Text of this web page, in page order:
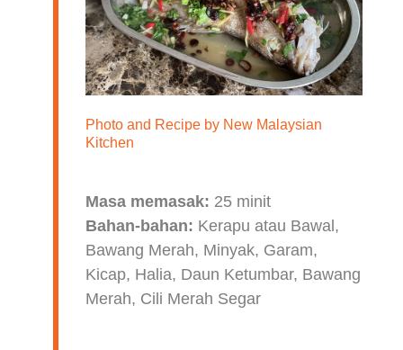
Photo and Recipe by New Malaysian
Kitchen
Masa memasak: 25 minit
Bahan-bahan: Kerapu atau Bawal,
Bawang Merah, Minyak, Garam,
Kicap, Halia, Daun Ketumbar, Bawang
Merah, Cili Merah Segar